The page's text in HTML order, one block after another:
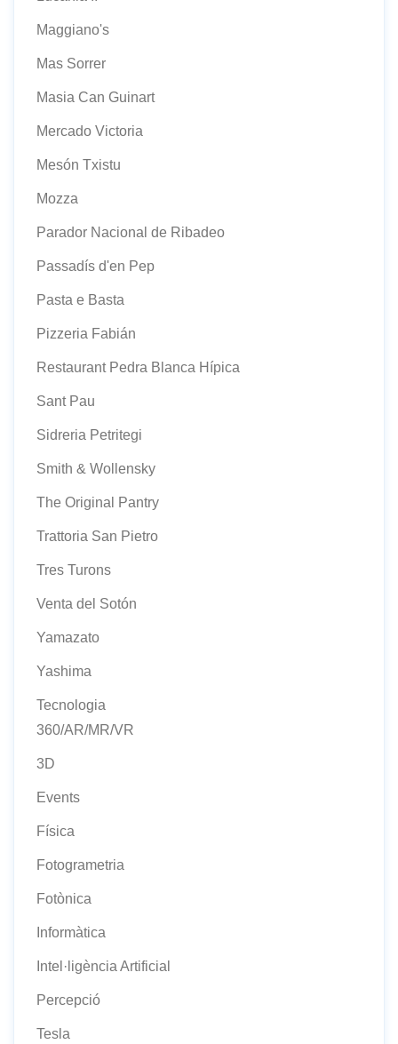
Maggiano's
Mas Sorrer
Masia Can Guinart
Mercado Victoria
Mesón Txistu
Mozza
Parador Nacional de Ribadeo
Passadís d'en Pep
Pasta e Basta
Pizzeria Fabián
Restaurant Pedra Blanca Hípica
Sant Pau
Sidreria Petritegi
Smith & Wollensky
The Original Pantry
Trattoria San Pietro
Tres Turons
Venta del Sotón
Yamazato
Yashima
Tecnologia
360/AR/MR/VR
3D
Events
Física
Fotogrametria
Fotònica
Informàtica
Intel·ligència Artificial
Percepció
Tesla